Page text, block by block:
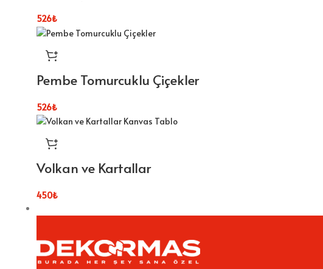
526₺
Pembe Tomurcuklu Çiçekler
526₺
Volkan ve Kartallar
450₺